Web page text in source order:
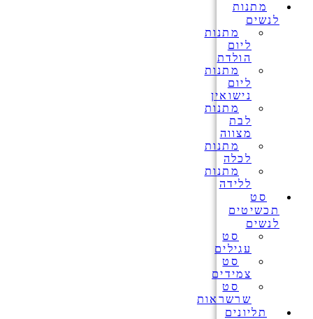
מתנות
לנשים
מתנות
ליום
הולדת
מתנות
ליום
נישואין
מתנות
לבת
מצווה
מתנות
לכלה
מתנות
ללידה
סט
תכשיטים
לנשים
סט
עגילים
סט
צמידים
סט
שרשראות
תליונים